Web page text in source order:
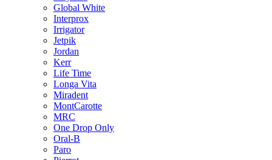
Global White
Interprox
Irrigator
Jetpik
Jordan
Kerr
Life Time
Longa Vita
Miradent
MontCarotte
MRC
One Drop Only
Oral-B
Paro